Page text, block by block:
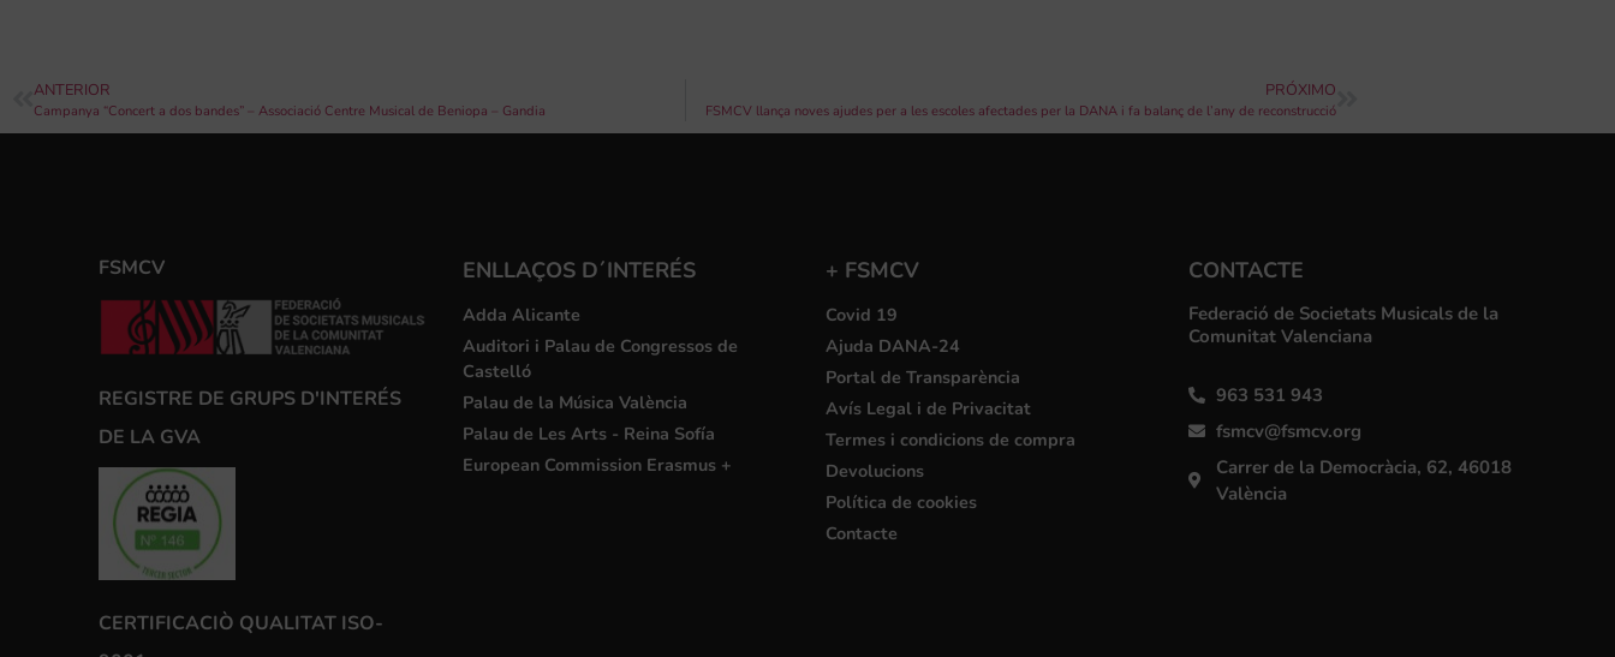
ANTERIOR
Campanya “Concert a dos bandes” – Associació Centre Musical de Beniopa – Gandia
PRÓXIMO
FSMCV llança noves ajudes per a les escoles afectades per la DANA i fa balanç de l’any de reconstrucció
FSMCV
REGISTRE DE GRUPS D'INTERÉS
DE LA GVA
CERTIFICACIÒ QUALITAT ISO-
ENLLAÇOS D´INTERÉS
Adda Alicante
Auditori i Palau de Congressos de
Castelló
Palau de la Música València
Palau de Les Arts - Reina Sofía
European Commission Erasmus +
+ FSMCV
Covid 19
Ajuda DANA-24
Portal de Transparència
Avís Legal i de Privacitat
Termes i condicions de compra
Devolucions
Política de cookies
Contacte
CONTACTE
Federació de Societats Musicals de la
Comunitat Valenciana
963 531 943
fsmcv@fsmcv.org
Carrer de la Democràcia, 62, 46018
València